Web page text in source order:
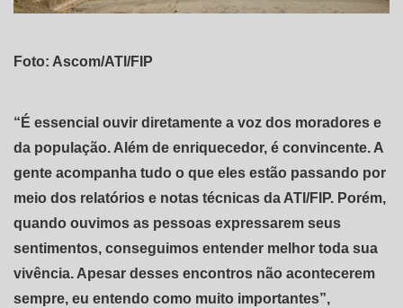
Foto: Ascom/ATI/FIP
“É essencial ouvir diretamente a voz dos moradores e
da população. Além de enriquecedor, é convincente. A
gente acompanha tudo o que eles estão passando por
meio dos relatórios e notas técnicas da ATI/FIP. Porém,
quando ouvimos as pessoas expressarem seus
sentimentos, conseguimos entender melhor toda sua
vivência. Apesar desses encontros não acontecerem
sempre, eu entendo como muito importantes”,